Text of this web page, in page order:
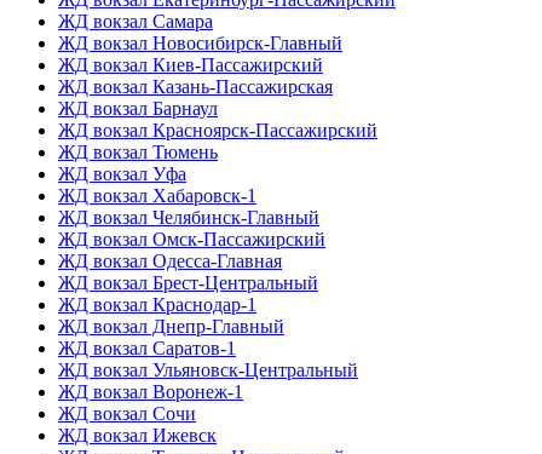
ЖД вокзал Самара
ЖД вокзал Новосибирск-Главный
ЖД вокзал Киев-Пассажирский
ЖД вокзал Казань-Пассажирская
ЖД вокзал Барнаул
ЖД вокзал Красноярск-Пассажирский
ЖД вокзал Тюмень
ЖД вокзал Уфа
ЖД вокзал Хабаровск-1
ЖД вокзал Челябинск-Главный
ЖД вокзал Омск-Пассажирский
ЖД вокзал Одесса-Главная
ЖД вокзал Брест-Центральный
ЖД вокзал Краснодар-1
ЖД вокзал Днепр-Главный
ЖД вокзал Саратов-1
ЖД вокзал Ульяновск-Центральный
ЖД вокзал Воронеж-1
ЖД вокзал Сочи
ЖД вокзал Ижевск